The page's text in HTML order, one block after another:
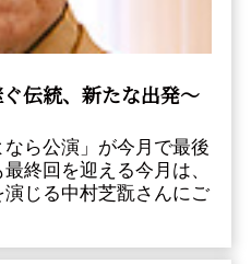
伝統、新たな出発～
ら公演」が今月で最後
終回を迎える今月は、
演じる中村芝翫さんにご